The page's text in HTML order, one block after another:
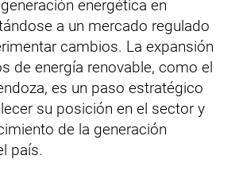
energética en
a un mercado regulado
cambios. La expansión
de energía renovable, como el
es un paso estratégico
su posición en el sector y
de la generación
país.